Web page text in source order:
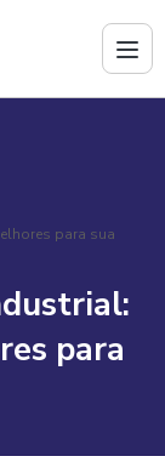
para sua
para